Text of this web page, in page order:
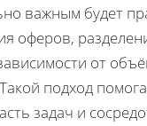
важным будет
оферов,
от
подход
задач и